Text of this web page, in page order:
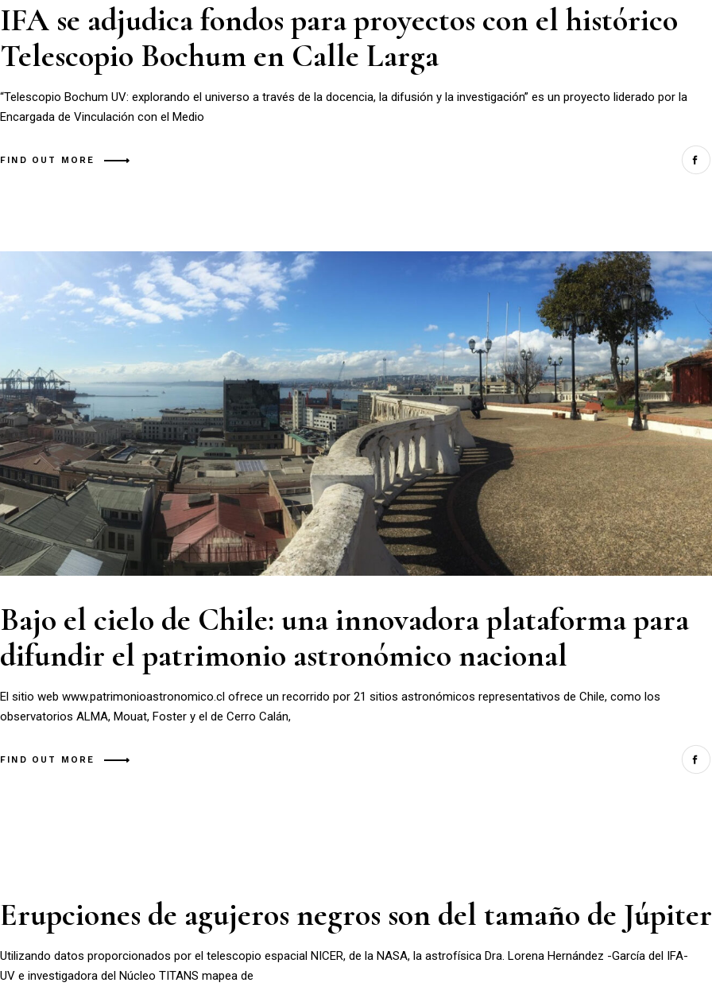
IFA se adjudica fondos para proyectos con el histórico
Telescopio Bochum en Calle Larga
“Telescopio Bochum UV: explorando el universo a través de la docencia, la difusión y la investigación” es un proyecto liderado por la
Encargada de Vinculación con el Medio
FIND OUT MORE
Bajo el cielo de Chile: una innovadora plataforma para
difundir el patrimonio astronómico nacional
El sitio web www.patrimonioastronomico.cl ofrece un recorrido por 21 sitios astronómicos representativos de Chile, como los
observatorios ALMA, Mouat, Foster y el de Cerro Calán,
FIND OUT MORE
Erupciones de agujeros negros son del tamaño de Júpiter
Utilizando datos proporcionados por el telescopio espacial NICER, de la NASA, la astrofísica Dra. Lorena Hernández -García del IFA-
UV e investigadora del Núcleo TITANS mapea de